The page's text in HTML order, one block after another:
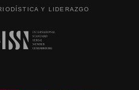
Y LIDERAZGO